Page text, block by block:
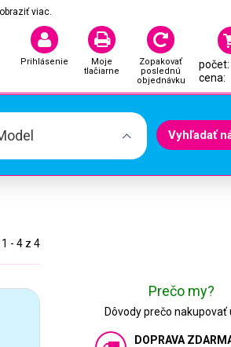
viac.
Prihlásenie
Moje
tlačiarne
Zopakovať
poslednú
objednávku
počet:
cena:
Vyhľadať
- 4 z 4
Prečo my?
Dôvody prečo nakupovať
DOPRAVA